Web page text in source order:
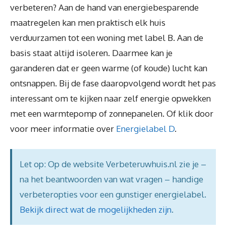
verbeteren? Aan de hand van energiebesparende
maatregelen kan men praktisch elk huis
verduurzamen tot een woning met label B. Aan de
basis staat altijd isoleren. Daarmee kan je
garanderen dat er geen warme (of koude) lucht kan
ontsnappen. Bij de fase daaropvolgend wordt het pas
interessant om te kijken naar zelf energie opwekken
met een warmtepomp of zonnepanelen. Of klik door
voor meer informatie over Energielabel D.
Let op: Op de website Verbeteruwhuis.nl zie je –
na het beantwoorden van wat vragen – handige
verbeteropties voor een gunstiger energielabel.
Bekijk direct wat de mogelijkheden zijn.